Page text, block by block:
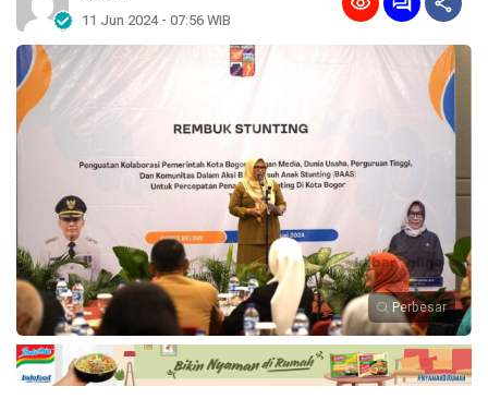
11 Jun 2024 - 07:56 WIB
Perbesar